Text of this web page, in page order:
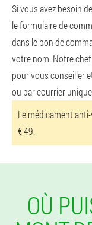
Si vous avez besoin
le formulaire de
dans le bon de
votre nom. Notre
pour vous conseiller
ou par courrier
Le médicament
€ 49.
OÙ